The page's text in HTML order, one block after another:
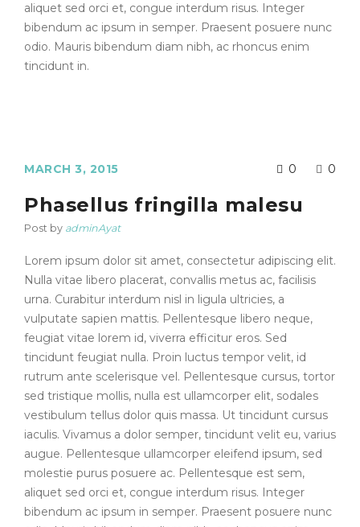
aliquet sed orci et, congue interdum risus. Integer
bibendum ac ipsum in semper. Praesent posuere nunc
odio. Mauris bibendum diam nibh, ac rhoncus enim
tincidunt in.
MARCH 3, 2015 0 0
Phasellus fringilla malesu
Post by adminAyat
Lorem ipsum dolor sit amet, consectetur adipiscing elit.
Nulla vitae libero placerat, convallis metus ac, facilisis
urna. Curabitur interdum nisl in ligula ultricies, a
vulputate sapien mattis. Pellentesque libero neque,
feugiat vitae lorem id, viverra efficitur eros. Sed
tincidunt feugiat nulla. Proin luctus tempor velit, id
rutrum ante scelerisque vel. Pellentesque cursus, tortor
sed tristique mollis, nulla est ullamcorper elit, sodales
vestibulum tellus dolor quis massa. Ut tincidunt cursus
iaculis. Vivamus a dolor semper, tincidunt velit eu, varius
augue. Pellentesque ullamcorper eleifend ipsum, sed
molestie purus posuere ac. Pellentesque est sem,
aliquet sed orci et, congue interdum risus. Integer
bibendum ac ipsum in semper. Praesent posuere nunc